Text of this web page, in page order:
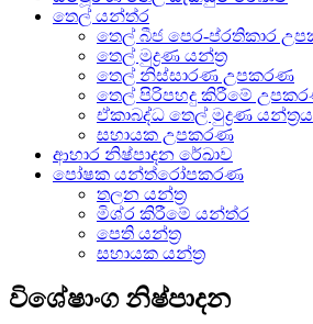
තෙල් යන්ත්ර
තෙල් බීජ පෙර-ප්රතිකාර
තෙල් මුද්‍රණ යන්ත්‍ර
තෙල් නිස්සාරණ උපකරණ
තෙල් පිරිපහදු කිරීමේ
ඒකාබද්ධ තෙල් මුද්‍රණ යන්ත්‍රය
සහායක උපකරණ
ආහාර නිෂ්පාදන රේඛාව
පෝෂක යන්ත්රෝපකරණ
තලන යන්ත්‍ර
මිශ්ර කිරීමේ යන්ත්ර
පෙති යන්ත්‍ර
සහායක යන්ත්‍ර
විශේෂාංග නිෂ්පාදන